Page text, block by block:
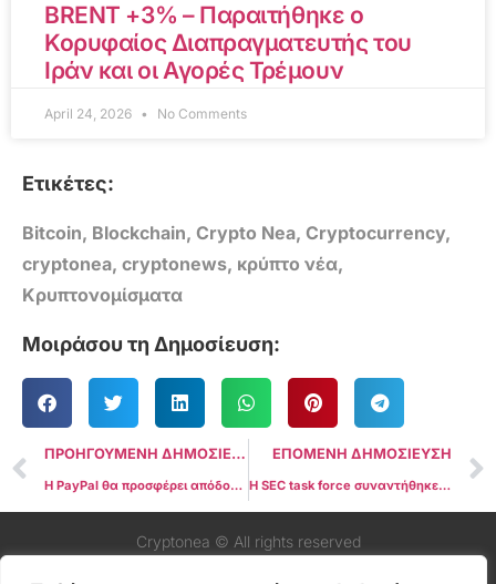
BRENT +3% – Παραιτήθηκε ο
Κορυφαίος Διαπραγματευτής του
Ιράν και οι Αγορές Τρέμουν
April 24, 2026 No Comments
Ετικέτες:
Bitcoin, Blockchain, Crypto Nea, Cryptocurrency,
cryptonea, cryptonews, κρύπτο νέα,
Κρυπτονομίσματα
Μοιράσου τη Δημοσίευση:
ΠΡΟΗΓΟΥΜΕΝΗ ΔΗΜΟΣΙΕΥΣΗ
Η PayPal θα προσφέρει απόδοση 3,7% σε Stablecoin Holdings
ΕΠΟΜΕΝΗ ΔΗΜΟΣΙΕΥΣΗ
Η SEC task force συναντήθηκε με εταιρείες που υποστηρίζουν τον Τραμπ για να συζητήσουν τη ρύθμιση των κρυπτονομισμάτων
Cryptonea © All rights reserved